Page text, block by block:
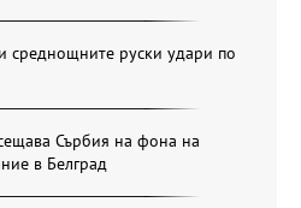
среднощните руски удари по
Сърбия на фона на
в Белград